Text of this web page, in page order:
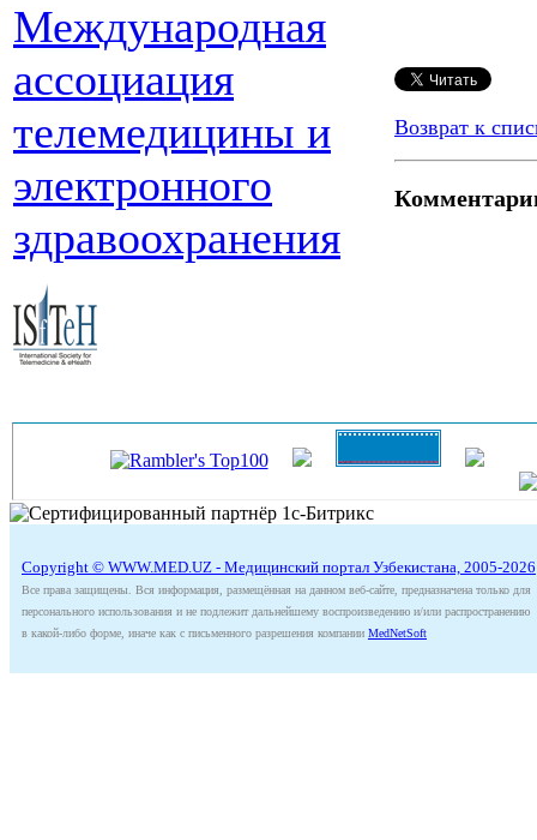
Международная
ассоциация
телемедицины и
электронного
здравоохранения
Возврат к
Copyright © WWW.MED.UZ - Медицинский портал Узбекистана, 2005-2026
Все права защищены. Вся информация, размещённая на данном веб-сайте, предназначена только для
персонального использования и не подлежит дальнейшему воспроизведению и/или распространению
в какой-либо форме, иначе как с письменного разрешения компании MedNetSoft